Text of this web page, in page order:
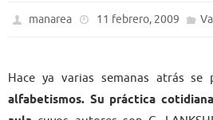
manarea 11 febrero, 2009
Hace ya varias semanas atrás
alfabetismos. Su práctica